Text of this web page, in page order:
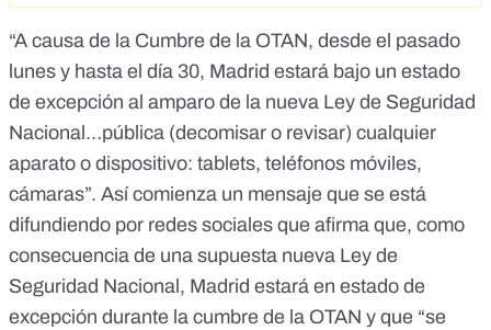
Seguridad entiendan que puedan suponer una amenaza
«potencial»… Sin embargo, y a pesar del operativo que
convierte a Madrid en una ciudad policialmente tomada, las
manifestaciones anti OTAN y por la Paz convocadas no se
han suspendido, al menos que yo sepa. Creo si éstas fueran
multitudinarias, la Policía no se atrevería a provocar para
evitar darles resonancia y acrecentar disturbios. Pero
bueno, eso es solo mi opinión, porque de esta gente nunca
hay que fiarse y del Gobierno Progresista del sociata Pedro
Sánchez y sus compadres del PCE ya sabemos qué
podemos esperar... Personalmente no me intimida toda esa
parafernalia, sino al contrario, estaré allí para expresar
pacíficamente mi protesta contra la guerra, contra todas las
guerras, contra ese instrumento de agresión y exterminio
que es la OTAN...
“A causa de la Cumbre de la OTAN, desde el pasado
lunes y hasta el día 30, Madrid estará bajo un estado
de excepción al amparo de la nueva Ley de Seguridad
Nacional…pública (decomisar o revisar) cualquier
aparato o dispositivo: tablets, teléfonos móviles,
cámaras”. Así comienza un mensaje que se está
difundiendo por redes sociales que afirma que, como
consecuencia de una supuesta nueva Ley de
Seguridad Nacional, Madrid estará en estado de
excepción durante la cumbre de la OTAN y que “se